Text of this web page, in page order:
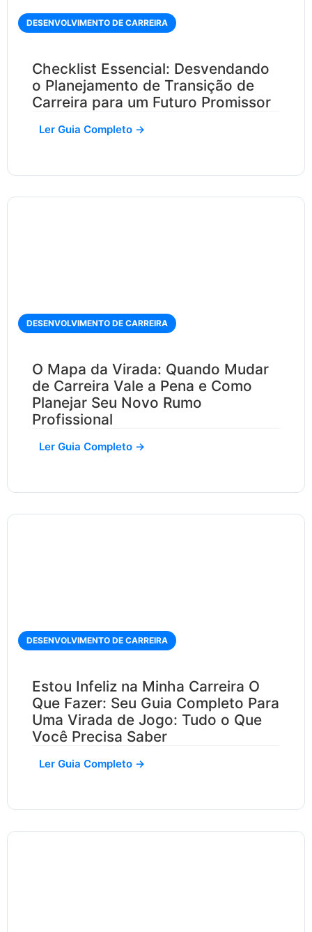
DESENVOLVIMENTO DE CARREIRA
Checklist Essencial: Desvendando
o Planejamento de Transição de
Carreira para um Futuro Promissor
Ler Guia Completo →
DESENVOLVIMENTO DE CARREIRA
O Mapa da Virada: Quando Mudar
de Carreira Vale a Pena e Como
Planejar Seu Novo Rumo
Profissional
Ler Guia Completo →
DESENVOLVIMENTO DE CARREIRA
Estou Infeliz na Minha Carreira O
Que Fazer: Seu Guia Completo Para
Uma Virada de Jogo: Tudo o Que
Você Precisa Saber
Ler Guia Completo →